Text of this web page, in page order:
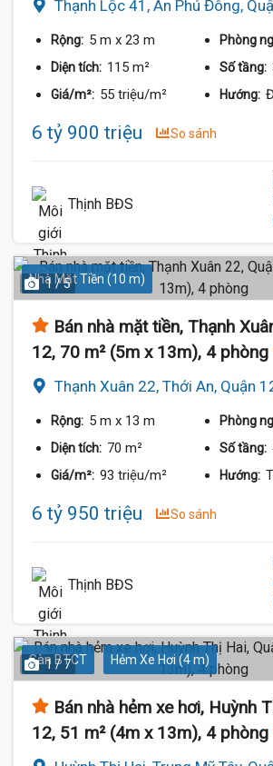
Thạnh Lộc 41, An Phú Đông,
Rộng: 5 m x 23 m Phòng
Diện tích: 115 m² Số tầng:
Giá/m²: 55 triệu/m² Hướng:
6 tỷ 900 triệu So sánh
Thịnh BĐS
Nhà Mặt Tiền (10 m)
1 / 5
Bán nhà mặt tiền, Thạnh
12, 70 m² (5m x 13m), 4 phòng
Thạnh Xuân 22, Thới An, Quận
Rộng: 5 m x 13 m Phòng
Diện tích: 70 m² Số tầng:
Giá/m²: 93 triệu/m² Hướng:
6 tỷ 950 triệu So sánh
Thịnh BĐS
Sàn BTCT Hẻm Xe Hơi (4 m)
1 / 7
Bán nhà hẻm xe hơi, Huỳnh
12, 51 m² (4m x 13m), 4 phòng